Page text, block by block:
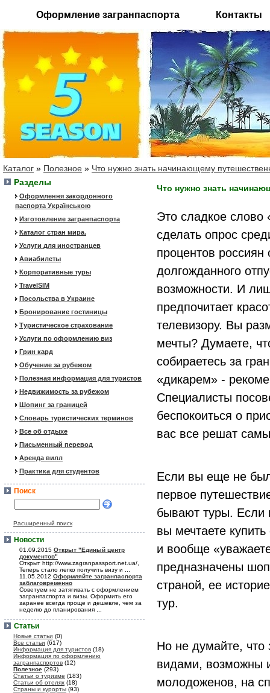
Оформление загранпаспорта Контакты
Каталог » Полезное » Что нужно знать начинающему
Разделы
Оформлення закордонного
паспорта Українською
Изготовление загранпаспорта
Каталог стран мира.
Услуги для иностранцев
Авиабилеты
Корпоративные туры
TravelSIM
Посольства в Украине
Бронирование гостиницы
Туристическое страхование
Услуги по оформлению виз
Грин кард
Обучение за рубежом
Полезная информация для туристов
Недвижимость за рубежом
Шопинг за границей
Словарь туристических терминов
Все об отдыхе
Письменный перевод
Аренда вилл
Практика для студентов
Поиск
Расширенный поиск
Новости
01.09.2015 Открыт "Единый центр
документов"
Открыт http://www.zagranpassport.net.ua/,
Теперь стало легко получить визу и ...
11.05.2012 Оформляйте загранпаспорта
заблаговременно
Советуем не затягивать с оформлением
загранпаспорта и визы. Оформить его
заранее всегда проще и дешевле, чем за
неделю до планирования ...
Статьи
Новые статьи (0)
Все статьи (617)
Информация для туристов (18)
Информация по оформлению
загранпаспортов (12)
Полезное (293)
Статьи о туризме (183)
Статьи об отелях (18)
Страны и курорты (93)
Что нужно знать
Это сладкое
сделать опрос
процентов россиян
долгожданного
возможности. И
предпочитает
телевизору. Вы
мечты? Думаете,
собираетесь за
«дикарем» -
Специалисты
беспокоиться о
вас все решат
Если вы еще не
первое
бывают туры. Если
вы мечтаете
и вообще
предназначены
страной, ее
тур.
Но не думайте, что
видами, возможны
молодоженов, на